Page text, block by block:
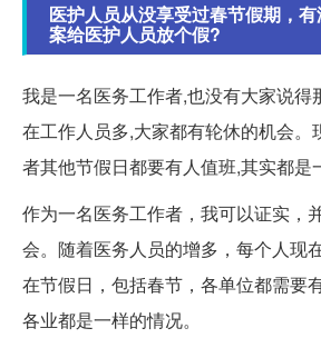
医护人员从没享受过春节假期，
案给医护人员放个假?
我是一名医务工作者,也没有大家说得
在工作人员多,大家都有轮休的机会。
者其他节假日都要有人值班,其实都是
作为一名医务工作者，我可以证实，
会。随着医务人员的增多，每个人现
在节假日，包括春节，各单位都需要
各业都是一样的情况。